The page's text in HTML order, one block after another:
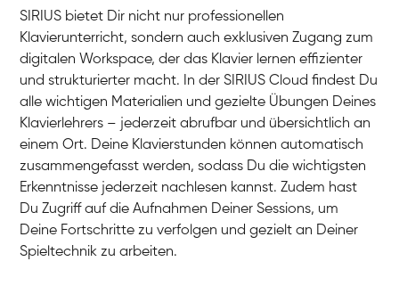
Klavier / Piano / Flügel
Klavier / Piano / Flügel
Hannes
Klavier / Piano / Flügel
Klavier / Piano / Flügel
SIRIUS bietet Dir nicht nur professionellen
Klavierunterricht, sondern auch exklusiven Zugang zum
digitalen Workspace, der das Klavier lernen effizienter
und strukturierter macht. In der SIRIUS Cloud findest Du
alle wichtigen Materialien und gezielte Übungen Deines
Klavierlehrers – jederzeit abrufbar und übersichtlich an
einem Ort. Deine Klavierstunden können automatisch
zusammengefasst werden, sodass Du die wichtigsten
Erkenntnisse jederzeit nachlesen kannst. Zudem hast
Du Zugriff auf die Aufnahmen Deiner Sessions, um
Deine Fortschritte zu verfolgen und gezielt an Deiner
Spieltechnik zu arbeiten.